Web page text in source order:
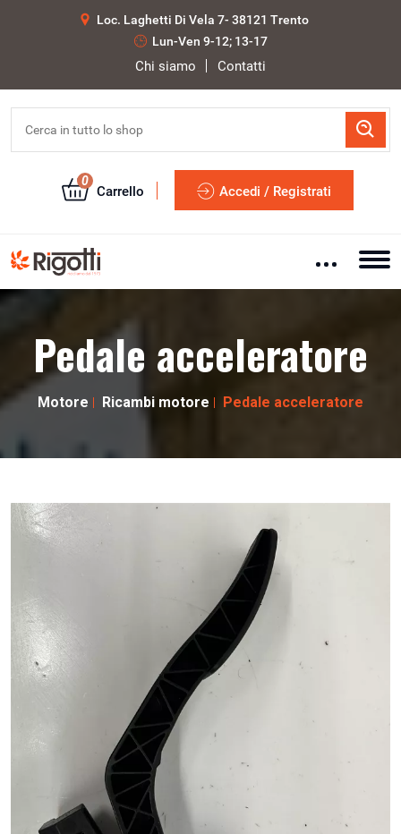
Loc. Laghetti Di Vela 7- 38121 Trento
Lun-Ven 9-12; 13-17
Chi siamo Contatti
0
Carrello Accedi / Registrati
Pedale acceleratore
Motore Ricambi motore Pedale acceleratore